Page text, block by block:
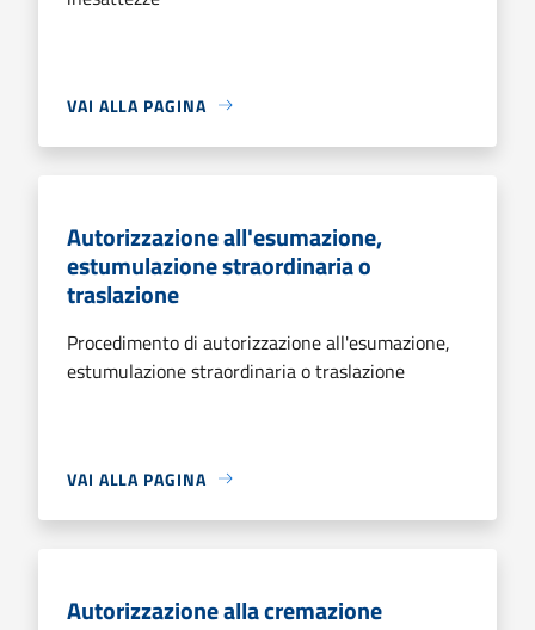
VAI ALLA PAGINA
Autorizzazione all'esumazione,
estumulazione straordinaria o
traslazione
Procedimento di autorizzazione all'esumazione,
estumulazione straordinaria o traslazione
VAI ALLA PAGINA
Autorizzazione alla cremazione